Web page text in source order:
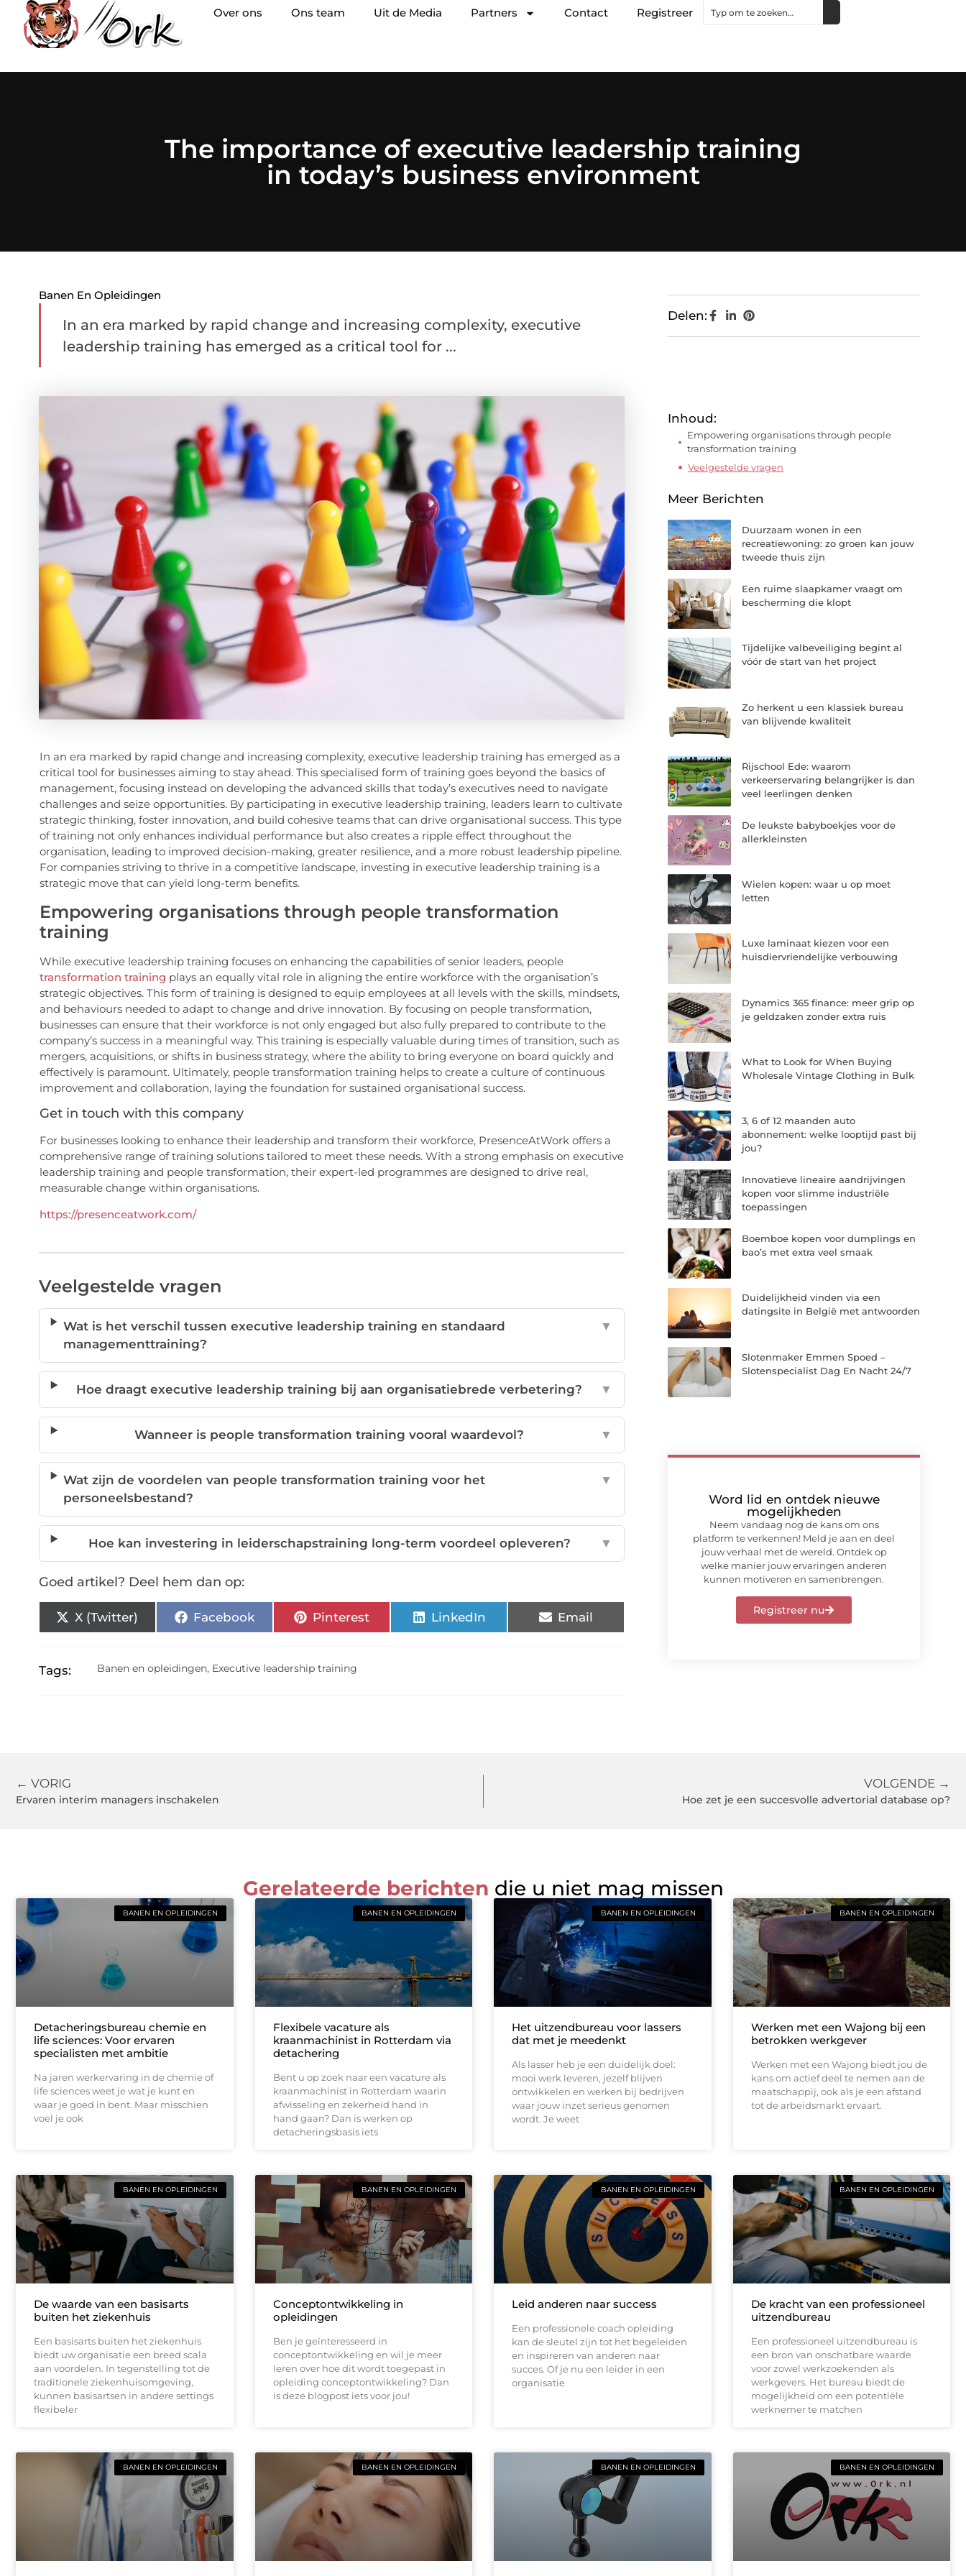
Over ons Ons team Uit de Media Partners Contact Registreer
The importance of executive leadership training
in today’s business environment
Banen En Opleidingen
In an era marked by rapid change and increasing complexity, executive
leadership training has emerged as a critical tool for ...
In an era marked by rapid change and increasing complexity, executive leadership training has emerged as a
critical tool for businesses aiming to stay ahead. This specialised form of training goes beyond the basics of
management, focusing instead on developing the advanced skills that today’s executives need to navigate
challenges and seize opportunities. By participating in executive leadership training, leaders learn to cultivate
strategic thinking, foster innovation, and build cohesive teams that can drive organisational success. This type
of training not only enhances individual performance but also creates a ripple effect throughout the
organisation, leading to improved decision-making, greater resilience, and a more robust leadership pipeline.
For companies striving to thrive in a competitive landscape, investing in executive leadership training is a
strategic move that can yield long-term benefits.
Empowering organisations through people transformation
training
While executive leadership training focuses on enhancing the capabilities of senior leaders, people
transformation training plays an equally vital role in aligning the entire workforce with the organisation’s
strategic objectives. This form of training is designed to equip employees at all levels with the skills, mindsets,
and behaviours needed to adapt to change and drive innovation. By focusing on people transformation,
businesses can ensure that their workforce is not only engaged but also fully prepared to contribute to the
company’s success in a meaningful way. This training is especially valuable during times of transition, such as
mergers, acquisitions, or shifts in business strategy, where the ability to bring everyone on board quickly and
effectively is paramount. Ultimately, people transformation training helps to create a culture of continuous
improvement and collaboration, laying the foundation for sustained organisational success.
Get in touch with this company
For businesses looking to enhance their leadership and transform their workforce, PresenceAtWork offers a
comprehensive range of training solutions tailored to meet these needs. With a strong emphasis on executive
leadership training and people transformation, their expert-led programmes are designed to drive real,
measurable change within organisations.
https://presenceatwork.com/
Veelgestelde vragen
Wat is het verschil tussen executive leadership training en standaard
managementtraining?
▼
Hoe draagt executive leadership training bij aan organisatiebrede verbetering? ▼
Wanneer is people transformation training vooral waardevol? ▼
Wat zijn de voordelen van people transformation training voor het
personeelsbestand?
▼
Hoe kan investering in leiderschapstraining long-term voordeel opleveren? ▼
Goed artikel? Deel hem dan op:
X (Twitter) Facebook Pinterest LinkedIn Email
Tags: Banen en opleidingen, Executive leadership training
Delen:
Inhoud:
Empowering organisations through people
transformation training
Veelgestelde vragen
Meer Berichten
Duurzaam wonen in een
recreatiewoning: zo groen kan jouw
tweede thuis zijn
Een ruime slaapkamer vraagt om
bescherming die klopt
Tijdelijke valbeveiliging begint al
vóór de start van het project
Zo herkent u een klassiek bureau
van blijvende kwaliteit
Rijschool Ede: waarom
verkeerservaring belangrijker is dan
veel leerlingen denken
De leukste babyboekjes voor de
allerkleinsten
Wielen kopen: waar u op moet
letten
Luxe laminaat kiezen voor een
huisdiervriendelijke verbouwing
Dynamics 365 finance: meer grip op
je geldzaken zonder extra ruis
What to Look for When Buying
Wholesale Vintage Clothing in Bulk
3, 6 of 12 maanden auto
abonnement: welke looptijd past bij
jou?
Innovatieve lineaire aandrijvingen
kopen voor slimme industriële
toepassingen
Boemboe kopen voor dumplings en
bao’s met extra veel smaak
Duidelijkheid vinden via een
datingsite in België met antwoorden
Slotenmaker Emmen Spoed –
Slotenspecialist Dag En Nacht 24/7
Word lid en ontdek nieuwe
mogelijkheden
Neem vandaag nog de kans om ons
platform te verkennen! Meld je aan en deel
jouw verhaal met de wereld. Ontdek op
welke manier jouw ervaringen anderen
kunnen motiveren en samenbrengen.
Registreer nu
← VORIG
Ervaren interim managers inschakelen
VOLGENDE →
Hoe zet je een succesvolle advertorial database op?
Gerelateerde berichten die u niet mag missen
BANEN EN OPLEIDINGEN
Detacheringsbureau chemie en
life sciences: Voor ervaren
specialisten met ambitie
Na jaren werkervaring in de chemie of
life sciences weet je wat je kunt en
waar je goed in bent. Maar misschien
voel je ook
BANEN EN OPLEIDINGEN
Flexibele vacature als
kraanmachinist in Rotterdam via
detachering
Bent u op zoek naar een vacature als
kraanmachinist in Rotterdam waarin
afwisseling en zekerheid hand in
hand gaan? Dan is werken op
detacheringsbasis iets
BANEN EN OPLEIDINGEN
Het uitzendbureau voor lassers
dat met je meedenkt
Als lasser heb je een duidelijk doel:
mooi werk leveren, jezelf blijven
ontwikkelen en werken bij bedrijven
waar jouw inzet serieus genomen
wordt. Je weet
BANEN EN OPLEIDINGEN
Werken met een Wajong bij een
betrokken werkgever
Werken met een Wajong biedt jou de
kans om actief deel te nemen aan de
maatschappij, ook als je een afstand
tot de arbeidsmarkt ervaart.
BANEN EN OPLEIDINGEN
De waarde van een basisarts
buiten het ziekenhuis
Een basisarts buiten het ziekenhuis
biedt uw organisatie een breed scala
aan voordelen. In tegenstelling tot de
traditionele ziekenhuisomgeving,
kunnen basisartsen in andere settings
flexibeler
BANEN EN OPLEIDINGEN
Conceptontwikkeling in
opleidingen
Ben je geïnteresseerd in
conceptontwikkeling en wil je meer
leren over hoe dit wordt toegepast in
opleiding conceptontwikkeling? Dan
is deze blogpost iets voor jou!
BANEN EN OPLEIDINGEN
Leid anderen naar success
Een professionele coach opleiding
kan de sleutel zijn tot het begeleiden
en inspireren van anderen naar
succes. Of je nu een leider in een
organisatie
BANEN EN OPLEIDINGEN
De kracht van een professioneel
uitzendbureau
Een professioneel uitzendbureau is
een bron van onschatbare waarde
voor zowel werkzoekenden als
werkgevers. Het bureau biedt de
mogelijkheid om een potentiële
werknemer te matchen
BANEN EN OPLEIDINGEN BANEN EN OPLEIDINGEN BANEN EN OPLEIDINGEN BANEN EN OPLEIDINGEN